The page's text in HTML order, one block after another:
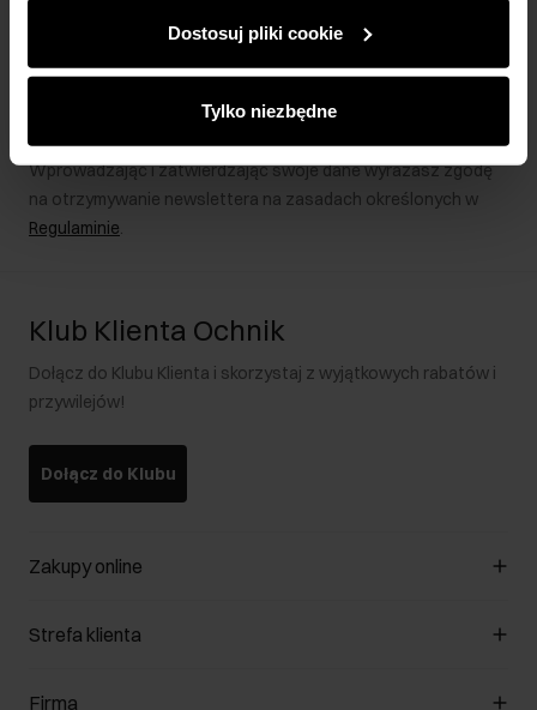
partnerom społecznościowym, reklamowym i
analitycznym. Partnerzy mogą połączyć te informacje z
podczas korzystania z ich usług.
Dostosuj pliki cookie
Tylko niezbędne
Zapisz się
Wprowadzając i zatwierdzając swoje dane wyrażasz zgodę
na otrzymywanie newslettera na zasadach określonych w
Regulaminie.
Klub Klienta Ochnik
Dołącz do Klubu Klienta i skorzystaj z wyjątkowych rabatów i
przywilejów!
Dołącz do Klubu
Zakupy online
Zarządzaj cookies
Strefa klienta
Klub Klienta
Firma